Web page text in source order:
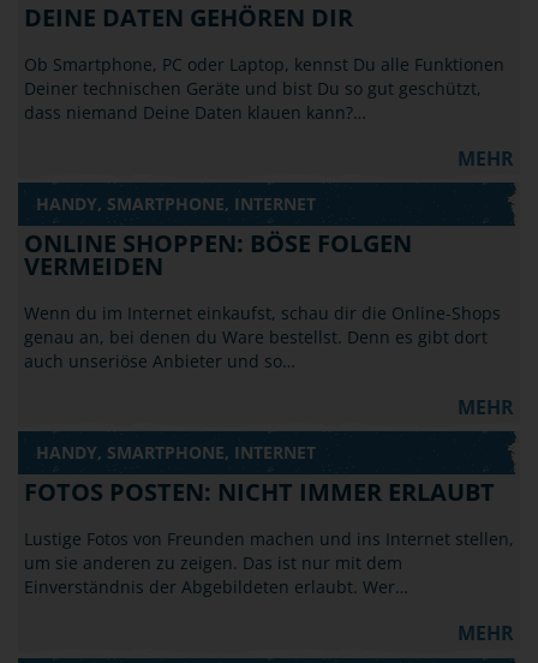
DEINE DATEN GEHÖREN DIR
Ob Smartphone, PC oder Laptop, kennst Du alle Funktionen
Deiner technischen Geräte und bist Du so gut geschützt,
dass niemand Deine Daten klauen kann?…
MEHR
HANDY, SMARTPHONE, INTERNET
ONLINE SHOPPEN: BÖSE FOLGEN
VERMEIDEN
Wenn du im Internet einkaufst, schau dir die Online-Shops
genau an, bei denen du Ware bestellst. Denn es gibt dort
auch unseriöse Anbieter und so…
MEHR
HANDY, SMARTPHONE, INTERNET
FOTOS POSTEN: NICHT IMMER ERLAUBT
Lustige Fotos von Freunden machen und ins Internet stellen,
um sie anderen zu zeigen. Das ist nur mit dem
Einverständnis der Abgebildeten erlaubt. Wer…
MEHR